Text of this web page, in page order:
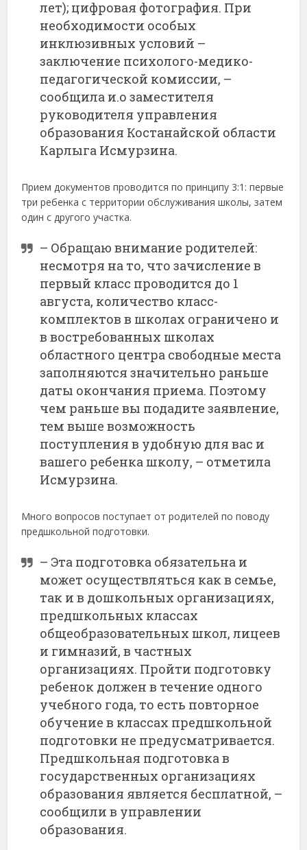
лет); цифровая фотография. При
необходимости особых
инклюзивных условий –
заключение психолого-медико-
педагогической комиссии, –
сообщила и.о заместителя
руководителя управления
образования Костанайской области
Карлыга Исмурзина.
Прием документов проводится по принципу 3:1: первые
три ребенка с территории обслуживания школы, затем
один с другого участка.
– Обращаю внимание родителей:
несмотря на то, что зачисление в
первый класс проводится до 1
августа, количество класс-
комплектов в школах ограничено и
в востребованных школах
областного центра свободные места
заполняются значительно раньше
даты окончания приема. Поэтому
чем раньше вы подадите заявление,
тем выше возможность
поступления в удобную для вас и
вашего ребенка школу, – отметила
Исмурзина.
Много вопросов поступает от родителей по поводу
предшкольной подготовки.
– Эта подготовка обязательна и
может осуществляться как в семье,
так и в дошкольных организациях,
предшкольных классах
общеобразовательных школ, лицеев
и гимназий, в частных
организациях. Пройти подготовку
ребенок должен в течение одного
учебного года, то есть повторное
обучение в классах предшкольной
подготовки не предусматривается.
Предшкольная подготовка в
государственных организациях
образования является бесплатной, –
сообщили в управлении
образования.